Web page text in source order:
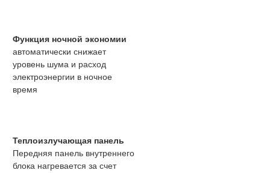
Функция ночной экономии
автоматически снижает
уровень шума и расход
электроэнергии в ночное
время
Теплоизлучающая панель
Передняя панель внутреннего
блока нагревается за счет